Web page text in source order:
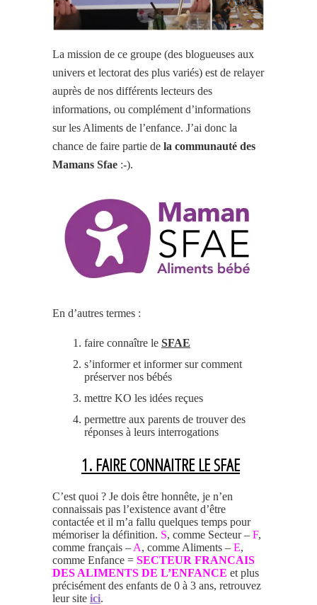
La mission de ce groupe (des blogueuses aux
univers et lectorat des plus variés) est de relayer
auprès de nos différents lecteurs des
informations, ou complément d’informations
sur les Aliments de l’enfance. J’ai donc la
chance de faire partie de la communauté des
Mamans Sfae :-).
En d’autres termes :
faire connaître le SFAE
s’informer et informer sur comment
préserver nos bébés
mettre KO les idées reçues
permettre aux parents de trouver des
réponses à leurs interrogations
1. FAIRE CONNAITRE LE SFAE
C’est quoi ? Je dois être honnête, je n’en
connaissais pas l’existence avant d’être
contactée et il m’a fallu quelques temps pour
mémoriser la définition. S, comme Secteur – F,
comme français – A, comme Aliments – E,
comme Enfance = SECTEUR FRANCAIS
DES ALIMENTS DE L’ENFANCE et plus
précisément des enfants de 0 à 3 ans, retrouvez
leur site ici.